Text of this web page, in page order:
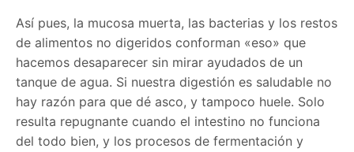
Así pues, la mucosa muerta, las bacterias y los restos
de alimentos no digeridos conforman «eso» que
hacemos desaparecer sin mirar ayudados de un
tanque de agua. Si nuestra digestión es saludable no
hay razón para que dé asco, y tampoco huele. Solo
resulta repugnante cuando el intestino no funciona
del todo bien, y los procesos de fermentación y